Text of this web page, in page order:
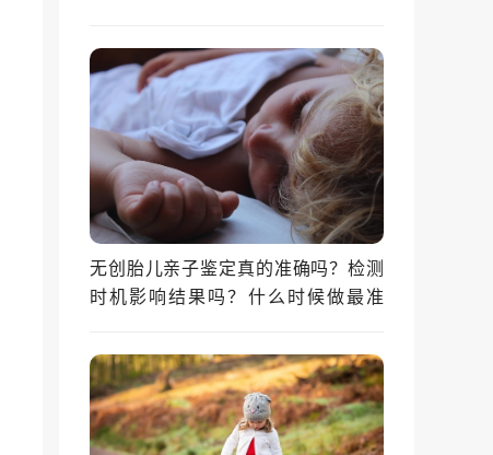
无创胎儿亲子鉴定真的准确吗？检测
时机影响结果吗？什么时候做最准